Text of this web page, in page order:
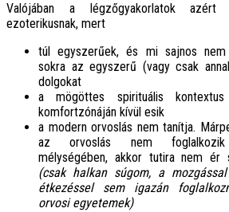
Valójában a légzőgyakorlatok azért
ezoterikusnak, mert
túl egyszerűek, és mi sajnos
sokra az egyszerű (vagy csak
dolgokat
a mögöttes spirituális
komfortzónáján kívül esik
a modern orvoslás nem tanítja.
az orvoslás nem
mélységében, akkor tutira nem ér
(csak halkan súgom, a
étkezéssel sem igazán
orvosi egyetemek)